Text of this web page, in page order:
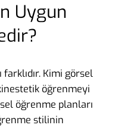
Uygun
Kimi görsel
öğrenmeyi
öğrenme planları
stilinin